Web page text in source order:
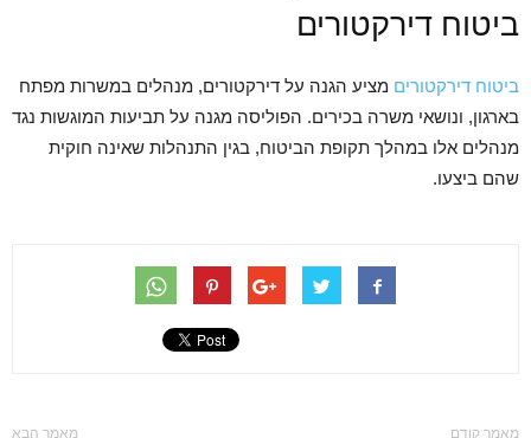
ביטוח דירקטורים
ביטוח דירקטורים מציע הגנה על דירקטורים, מנהלים במשרות מפתח
בארגון, ונושאי משרה בכירים. הפוליסה מגנה על תביעות המוגשות נגד
מנהלים אלו במהלך תקופת הביטוח, בגין התנהלות שאינה חוקית
שהם ביצעו.
מאמר קודם מאמר הבא